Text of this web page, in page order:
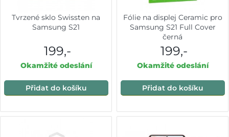
Tvrzené sklo Swissten na
Samsung S21
199,-
Okamžité odeslání
Přidat do košíku
Fólie na displej Ceramic pro
Samsung S21 Full Cover
černá
199,-
Okamžité odeslání
Přidat do košíku